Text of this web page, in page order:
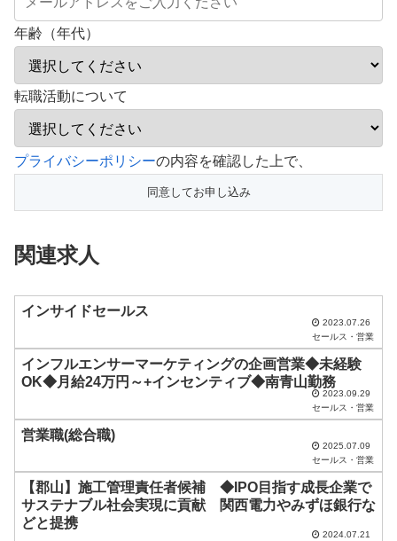
年齢（年代）
転職活動について
こ
フ
ー
ド
空
の
ま
て
く
プライバシーポリシーの内容を確認した上で、
関連求人
インサイドセールス
2023.07.26
セールス・営業
インフルエンサーマーケティングの企画営業◆未経験
OK◆月給24万円～+インセンティブ◆南青山勤務
2023.09.29
セールス・営業
営業職(総合職)
2025.07.09
セールス・営業
【郡山】施工管理責任者候補 ◆IPO目指す成長企業で
サステナブル社会実現に貢献 関西電力やみずほ銀行な
どと提携
2024.07.21